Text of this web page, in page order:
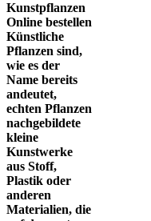
Kunstpflanzen
Online bestellen
Künstliche
Pflanzen sind,
wie es der
Name bereits
andeutet,
echten Pflanzen
nachgebildete
kleine
Kunstwerke
aus Stoff,
Plastik oder
anderen
Materialien, die